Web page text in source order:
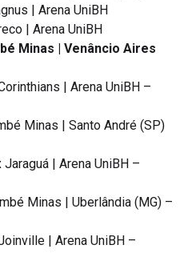
| Arena UniBH
| Arena UniBH
Minas | Venâncio Aires
| Arena UniBH –
Minas | Santo André (SP)
| Arena UniBH –
Minas | Uberlândia (MG) –
| Arena UniBH –